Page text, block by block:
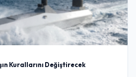
Kurallarını Değiştirecek